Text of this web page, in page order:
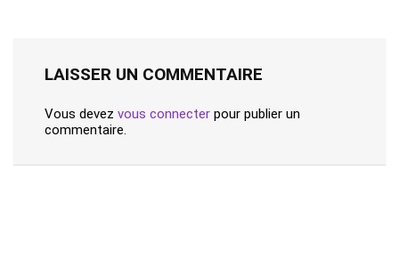
LAISSER UN COMMENTAIRE
Vous devez vous connecter pour publier un
commentaire.